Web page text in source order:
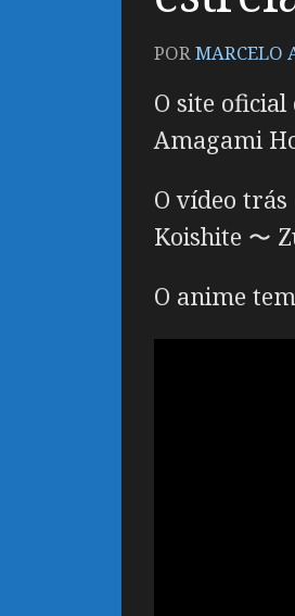
PORMARCELO
O site
Amagami
O vídeo
Koishite 〜
O anime